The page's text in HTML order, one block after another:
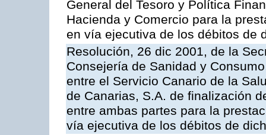
General del Tesoro y Política
Hacienda y Comercio para la
en vía ejecutiva de los débitos de
Resolución, 26 dic 2001, de la
Consejería de Sanidad y
entre el Servicio Canario de la
de Canarias, S.A. de finalización
entre ambas partes para la
vía ejecutiva de los débitos de